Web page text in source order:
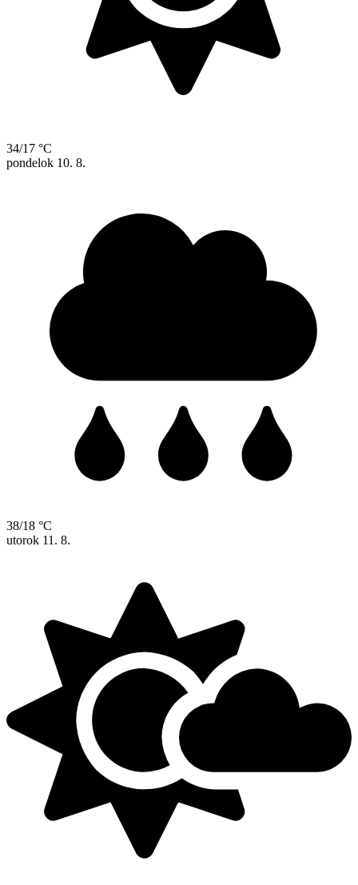
34/17 °C
pondelok 10. 8.
38/18 °C
utorok 11. 8.